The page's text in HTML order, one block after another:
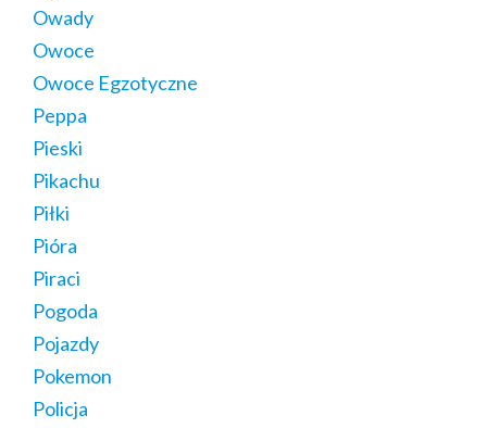
Owady
Owoce
Owoce Egzotyczne
Peppa
Pieski
Pikachu
Piłki
Pióra
Piraci
Pogoda
Pojazdy
Pokemon
Policja